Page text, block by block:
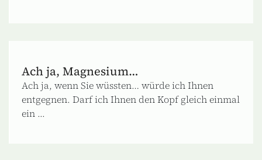
Ach ja, Magnesium…
Ach ja, wenn Sie wüssten… würde ich Ihnen
entgegnen. Darf ich Ihnen den Kopf gleich einmal
ein ...